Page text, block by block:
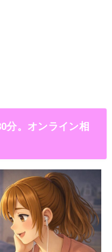
分。オンライン相